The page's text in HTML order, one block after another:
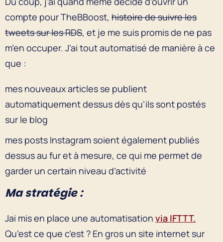
compte pour TheBBoost, histoire de suivre les
tweets sur les RDS, et je me suis promis de ne pas
m’en occuper. J’ai tout automatisé de manière à ce
que :
mes nouveaux articles se publient
automatiquement dessus dès qu’ils sont postés
sur le blog
mes posts Instagram soient également publiés
dessus au fur et à mesure, ce qui me permet de
garder un certain niveau d’activité
Ma stratégie :
Jai mis en place une automatisation via IFTTT.
Qu’est ce que c’est ? En gros un site internet sur